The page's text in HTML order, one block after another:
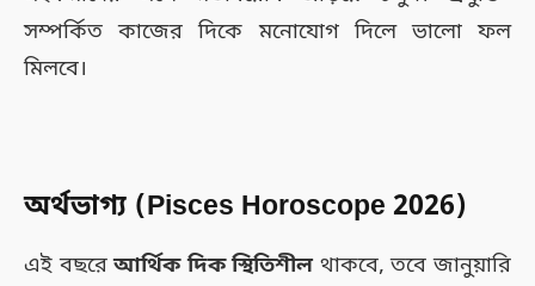
সম্পর্কিত কাজের দিকে মনোযোগ দিলে ভালো ফল
মিলবে।
অর্থভাগ্য (Pisces Horoscope 2026)
এই বছরেআর্থিক দিক স্থিতিশীলথাকবে, তবে জানুয়ারি